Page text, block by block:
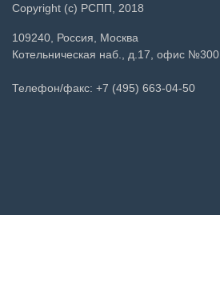
Copyright (c) РСПП, 2018
109240, Россия, Москва
Котельническая наб., д.17, офис №300
Телефон/факс: +7 (495) 663-04-50